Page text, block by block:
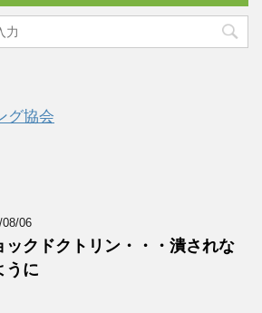
グ協会
08/06
ックドクトリン・・・潰されな
うに